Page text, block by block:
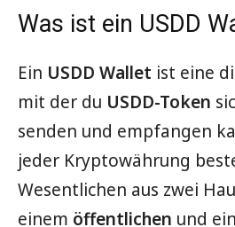
Was ist ein USDD
Ein USDD Wallet ist eine
mit der du USDD-Token
senden und empfangen
jeder Kryptowährung
Wesentlichen aus zwei
einem öffentlichen und